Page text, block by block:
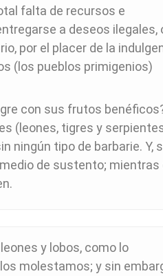
falta de recursos e
a deseos ilegales,
por el placer de la
(los pueblos primigenios)
con sus frutos
(leones, tigres y
ningún tipo de barbarie. Y,
de sustento; mientras
y lobos, como lo
molestamos; y sin